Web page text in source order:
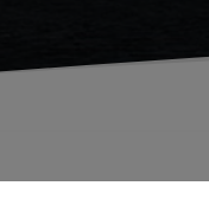
a fait une chute